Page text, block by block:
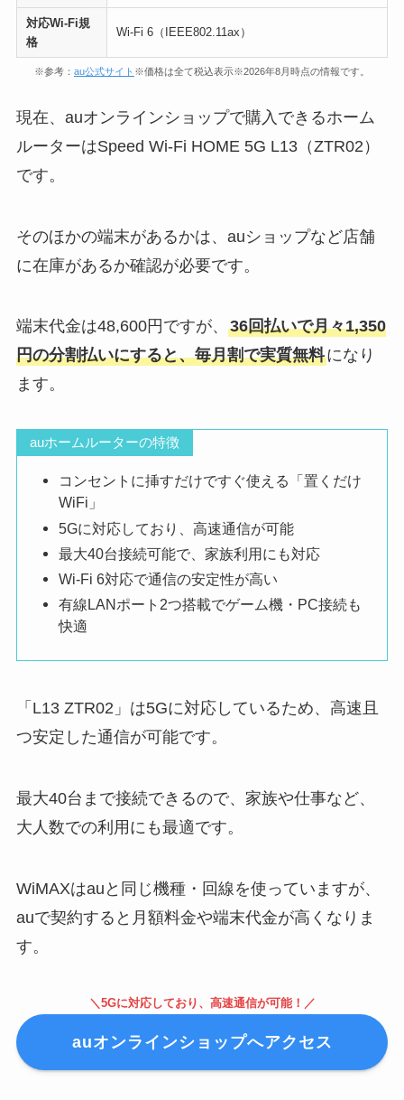
対応Wi-Fi規
格
Wi-Fi 6（IEEE802.11ax）
※参考： au公式サイト ※価格は全て税込表示※2026年8月時点の情報です。
現在、auオンラインショップで購入できるホーム
ルーターはSpeed Wi-Fi HOME 5G L13（ZTR02）
です。
そのほかの端末があるかは、auショップなど店舗
に在庫があるか確認が必要です。
端末代金は48,600円ですが、 36回払いで月々1,350
円の分割払いにすると、毎月割で実質無料になり
ます。
auホームルーターの特徴
コンセントに挿すだけですぐ使える「置くだけ
WiFi」
5Gに対応しており、高速通信が可能
最大40台接続可能で、家族利用にも対応
Wi-Fi 6対応で通信の安定性が高い
有線LANポート2つ搭載でゲーム機・PC接続も
快適
「L13 ZTR02」は5Gに対応しているため、高速且
つ安定した通信が可能です。
最大40台まで接続できるので、家族や仕事など、
大人数での利用にも最適です。
WiMAXはauと同じ機種・回線を使っていますが、
auで契約すると月額料金や端末代金が高くなりま
す。
＼5Gに対応しており、高速通信が可能！／
auオンラインショップへアクセス